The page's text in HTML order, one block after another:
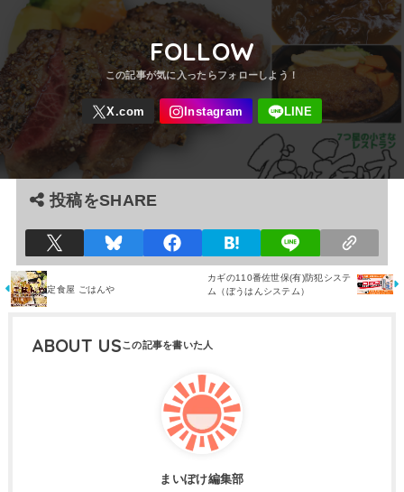
FOLLOW
投稿をSHARE
定食屋 ごはんや
カギの110番佐世保(有)防犯システ
ム（ぼうはんシステム）
ABOUT US
まいぽけ編集部